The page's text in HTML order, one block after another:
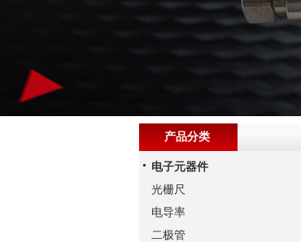
产品分类
电子元器件
光栅尺
电导率
二极管